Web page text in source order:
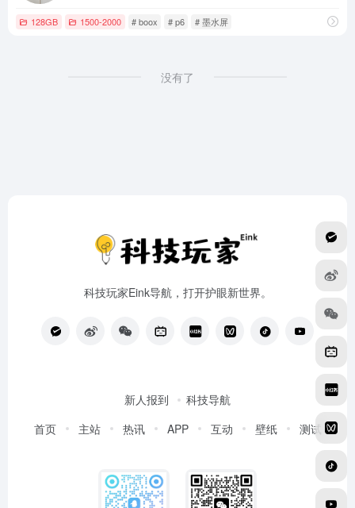
128GB 1500-2000 # boox # p6 # 墨水屏
没有了
科技玩家Eink导航，打开护眼新世界。
新人报到
科技导航
首页
主站 热讯 APP 互动 壁纸 测试